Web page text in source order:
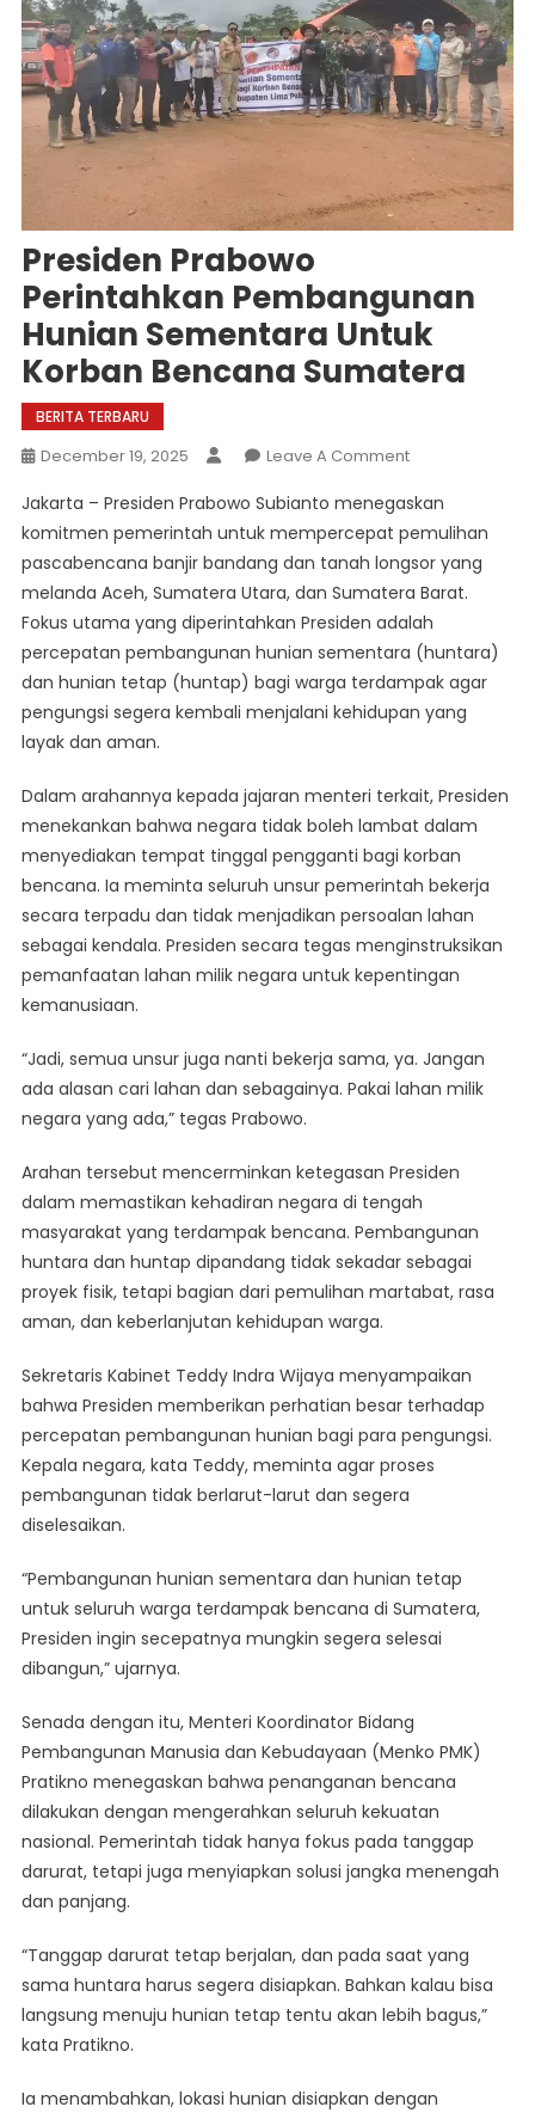
Presiden Prabowo
Perintahkan Pembangunan
Hunian Sementara Untuk
Korban Bencana Sumatera
BERITA TERBARU
December 19, 2025 Leave A CommentOn
Prabowo
Perintahkan
Pembangunan
Hunian
Sementara
Untuk
Korban
Sumatera
Jakarta – Presiden Prabowo Subianto menegaskan
komitmen pemerintah untuk mempercepat pemulihan
pascabencana banjir bandang dan tanah longsor yang
melanda Aceh, Sumatera Utara, dan Sumatera Barat.
Fokus utama yang diperintahkan Presiden adalah
percepatan pembangunan hunian sementara (huntara)
dan hunian tetap (huntap) bagi warga terdampak agar
pengungsi segera kembali menjalani kehidupan yang
layak dan aman.
Dalam arahannya kepada jajaran menteri terkait, Presiden
menekankan bahwa negara tidak boleh lambat dalam
menyediakan tempat tinggal pengganti bagi korban
bencana. Ia meminta seluruh unsur pemerintah bekerja
secara terpadu dan tidak menjadikan persoalan lahan
sebagai kendala. Presiden secara tegas menginstruksikan
pemanfaatan lahan milik negara untuk kepentingan
kemanusiaan.
“Jadi, semua unsur juga nanti bekerja sama, ya. Jangan
ada alasan cari lahan dan sebagainya. Pakai lahan milik
negara yang ada,” tegas Prabowo.
Arahan tersebut mencerminkan ketegasan Presiden
dalam memastikan kehadiran negara di tengah
masyarakat yang terdampak bencana. Pembangunan
huntara dan huntap dipandang tidak sekadar sebagai
proyek fisik, tetapi bagian dari pemulihan martabat, rasa
aman, dan keberlanjutan kehidupan warga.
Sekretaris Kabinet Teddy Indra Wijaya menyampaikan
bahwa Presiden memberikan perhatian besar terhadap
percepatan pembangunan hunian bagi para pengungsi.
Kepala negara, kata Teddy, meminta agar proses
pembangunan tidak berlarut-larut dan segera
diselesaikan.
“Pembangunan hunian sementara dan hunian tetap
untuk seluruh warga terdampak bencana di Sumatera,
Presiden ingin secepatnya mungkin segera selesai
dibangun,” ujarnya.
Senada dengan itu, Menteri Koordinator Bidang
Pembangunan Manusia dan Kebudayaan (Menko PMK)
Pratikno menegaskan bahwa penanganan bencana
dilakukan dengan mengerahkan seluruh kekuatan
nasional. Pemerintah tidak hanya fokus pada tanggap
darurat, tetapi juga menyiapkan solusi jangka menengah
dan panjang.
“Tanggap darurat tetap berjalan, dan pada saat yang
sama huntara harus segera disiapkan. Bahkan kalau bisa
langsung menuju hunian tetap tentu akan lebih bagus,”
kata Pratikno.
Ia menambahkan, lokasi hunian disiapkan dengan